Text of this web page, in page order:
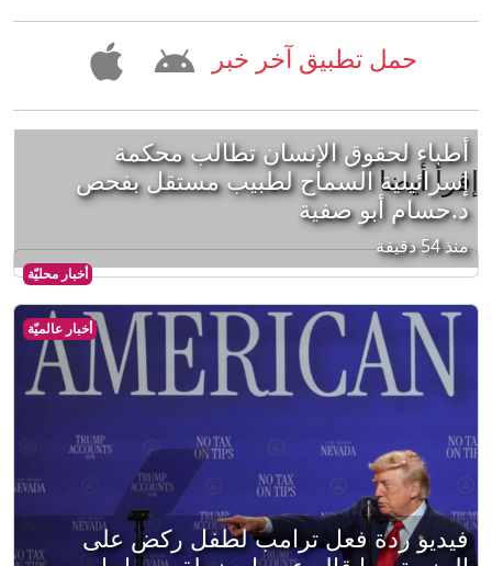
حمل تطبيق آخر خبر
إقرأ أيضا
أخبار محليّة
أطباء لحقوق الإنسان تطالب محكمة
إسرائيلية السماح لطبيب مستقل بفحص
د.حسام أبو صفية
منذ 54 دقيقة
أخبار عالميّة
فيديو ردة فعل ترامب لطفل ركض على